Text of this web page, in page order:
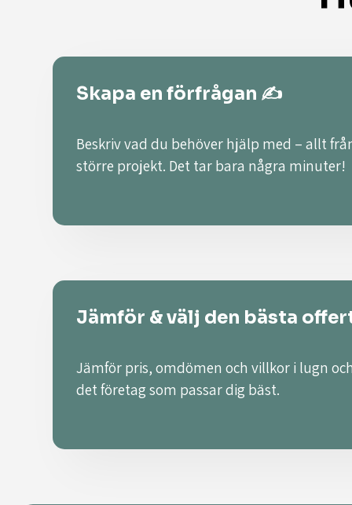
Skapa en förfrågan ✍️
Beskriv vad du behöver hjälp med – allt
större projekt. Det tar bara några minuter!
Jämför & välj den bästa
Jämför pris, omdömen och villkor i lugn
det företag som passar dig bäst.